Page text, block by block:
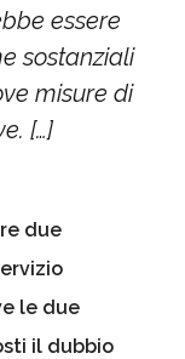
essere
sostanziali
misure di
[…]
due
le due
il dubbio